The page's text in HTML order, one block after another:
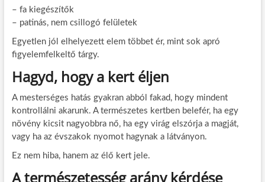
– fa kiegészítők
– patinás, nem csillogó felületek
Egyetlen jól elhelyezett elem többet ér, mint sok apró
figyelemfelkeltő tárgy.
Hagyd, hogy a kert éljen
A mesterséges hatás gyakran abból fakad, hogy mindent
kontrollálni akarunk. A természetes kertben belefér, ha egy
növény kicsit nagyobbra nő, ha egy virág elszórja a magját,
vagy ha az évszakok nyomot hagynak a látványon.
Ez nem hiba, hanem az élő kert jele.
A természetesség arány kérdése